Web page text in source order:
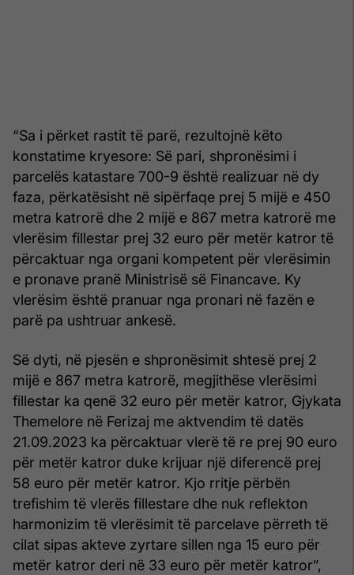
“Sa i përket rastit të parë, rezultojnë këto
konstatime kryesore: Së pari, shpronësimi i
parcelës katastare 700-9 është realizuar në dy
faza, përkatësisht në sipërfaqe prej 5 mijë e 450
metra katrorë dhe 2 mijë e 867 metra katrorë me
vlerësim fillestar prej 32 euro për metër katror të
përcaktuar nga organi kompetent për vlerësimin
e pronave pranë Ministrisë së Financave. Ky
vlerësim është pranuar nga pronari në fazën e
parë pa ushtruar ankesë.
Së dyti, në pjesën e shpronësimit shtesë prej 2
mijë e 867 metra katrorë, megjithëse vlerësimi
fillestar ka qenë 32 euro për metër katror, Gjykata
Themelore në Ferizaj me aktvendim të datës
21.09.2023 ka përcaktuar vlerë të re prej 90 euro
për metër katror duke krijuar një diferencë prej
58 euro për metër katror. Kjo rritje përbën
trefishim të vlerës fillestare dhe nuk reflekton
harmonizim të vlerësimit të parcelave përreth të
cilat sipas akteve zyrtare sillen nga 15 euro për
metër katror deri në 33 euro për metër katror”,